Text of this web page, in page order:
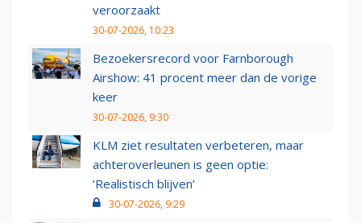
veroorzaakt
30-07-2026, 10:23
Bezoekersrecord voor Farnborough
Airshow: 41 procent meer dan de vorige
keer
30-07-2026, 9:30
KLM ziet resultaten verbeteren, maar
achteroverleunen is geen optie:
‘Realistisch blijven’
30-07-2026, 9:29